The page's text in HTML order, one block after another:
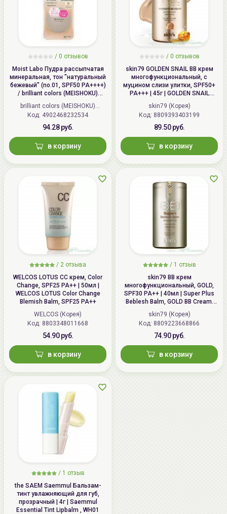
/ 0 отзывов
Moist Labo Пудра рассыпчатая
минеральная, тон "натуральный
бежевый" (no.01, SPF50 PA++++)
/ brilliant colors (MEISHOKU)
MOISTO-LABO BB MINERAL
FOUNDATION
brilliant colors (MEISHOKU)
(Япония)
Код: 4902468232534
94.28 руб.
в корзину
/ 0 отзывов
skin79 GOLDEN SNAIL ВВ крем
многофункциональный, с
муцином слизи улитки, SPF50+
PA+++ | 45г | GOLDEN SNAIL
Intensive BB Cream, SPF50+
PA+++
skin79 (Корея)
Код: 8809393403199
89.50 руб.
в корзину
/ 2 отзыва
WELCOS LOTUS СС крем, Color
Change, SPF25 PA++ | 50мл |
WELCOS LOTUS Color Change
Blemish Balm, SPF25 PA++
WELCOS (Корея)
Код: 8803348011668
54.90 руб.
в корзину
/ 1 отзыв
skin79 ВВ крем
многофункциональный, GOLD,
SPF30 PA++ | 40мл | Super Plus
Beblesh Balm, GOLD BB Cream,
SPF30 PA++
skin79 (Корея)
Код: 8809223668866
74.90 руб.
в корзину
/ 1 отзыв
the SAEM Saemmul Бальзам-
тинт увлажняющий для губ,
прозрачный | 4г | Saemmul
Essential Tint Lipbalm , WH01